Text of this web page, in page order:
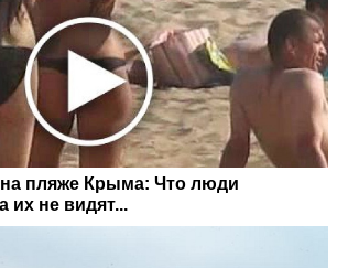
пляже Крыма: Что люди
их не видят...